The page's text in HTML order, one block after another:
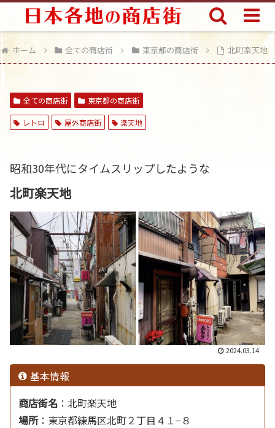
ホーム 全ての商店街 東京都の商店街 北町楽天地
全ての商店街 東京都の商店街
レトロ 屋外商店街 楽天地
昭和30年代にタイムスリップしたような
北町楽天地
2024.03.14
基本情報
商店街名： 北町楽天地
場所： 東京都練馬区北町２丁目４１−８